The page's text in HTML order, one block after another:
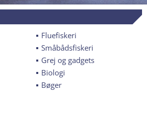
Fluefiskeri
Småbådsfiskeri
Grej og gadgets
Biologi
Bøger